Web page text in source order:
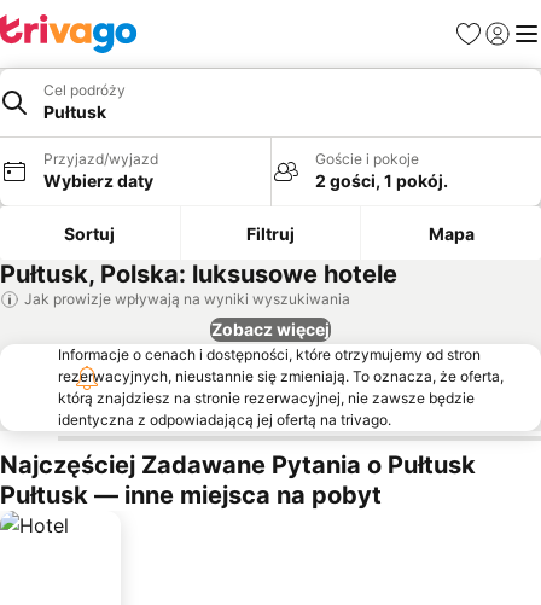
Ulubione
Cel podróży
Pułtusk
Przyjazd/wyjazd
Wybierz daty
Goście i pokoje
2 gości, 1 pokój.
Sortuj Filtruj Mapa
Pułtusk, Polska: luksusowe hotele
Jak prowizje wpływają na wyniki wyszukiwania
Zobacz więcej
Informacje o cenach i dostępności, które otrzymujemy od stron
rezerwacyjnych, nieustannie się zmieniają. To oznacza, że oferta,
którą znajdziesz na stronie rezerwacyjnej, nie zawsze będzie
identyczna z odpowiadającą jej ofertą na trivago.
Najczęściej Zadawane Pytania o Pułtusk
Pułtusk — inne miejsca na pobyt